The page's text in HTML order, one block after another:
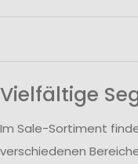
Vielfältige
Im Sale-Sortiment
verschiedenen